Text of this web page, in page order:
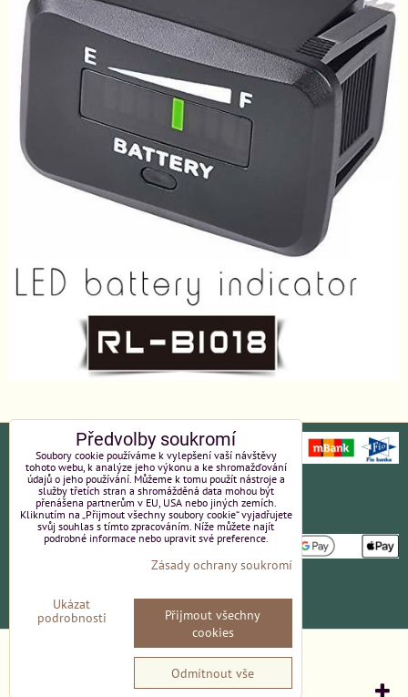
Ochrana osobních údajů
Platební údaje
Obchodní podmínky
Reklamace
Kontakt
Zásady ochrany soukromí
Vytvořeno systémem:ByznysWeb.cz
Předvolby soukromí
Soubory cookie používáme k vylepšení vaší návštěvy
tohoto webu, k analýze jeho výkonu a ke shromažďování
údajů o jeho používání. Můžeme k tomu použít nástroje a
služby třetích stran a shromážděná data mohou být
přenášena partnerům v EU, USA nebo jiných zemích.
Kliknutím na „Přijmout všechny soubory cookie“ vyjadřujete
svůj souhlas s tímto zpracováním. Níže můžete najít
podrobné informace nebo upravit své preference.
Zásady ochrany soukromí
Ukázat
podrobnosti
Přijmout všechny
cookies
Odmítnout vše